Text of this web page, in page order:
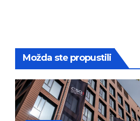
Možda ste propustili